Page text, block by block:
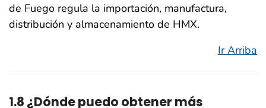
de Fuego regula la importación, manufactura,
distribución y almacenamiento de HMX.
Ir Arriba
1.8 ¿Dónde puedo obtener más